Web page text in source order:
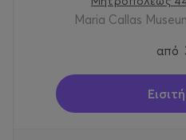
Maria Callas
από